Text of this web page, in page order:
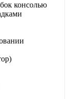
консолью